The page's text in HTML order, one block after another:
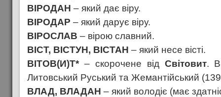
ВІРОДАН – який дає віру.
ВІРОДАР – який дарує віру.
ВІРОСЛАВ – вірою славний.
ВІСТ, ВІСТУН, ВІСТАН – який несе вісті.
ВІТОВ(И)Т*– скорочене від Світовит.
Литовський Руський та Жемантійський
ВЛАД, ВЛАДАН – який володіє (має